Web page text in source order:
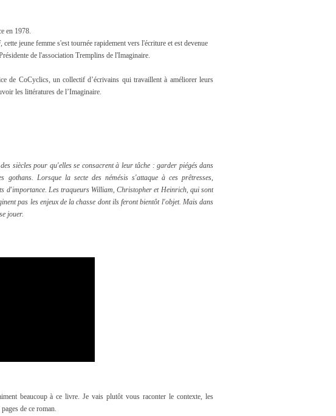
en 1978.
cette jeune femme s'est tournée rapidement vers l'écriture et est devenue
de l'association Tremplins de l'Imaginaire.
de CoCyclics, un collectif d’écrivains qui travaillent à améliorer leurs
les littératures de l’Imaginaire.
siècles pour qu'elles se consacrent à leur tâche : garder piégés dans
Lorsque la secte des némésis s'attaque à ces prêtresses,
d'importance. Les traqueurs William, Christopher et Heinrich, qui sont
pas les enjeux de la chasse dont ils feront bientôt l'objet. Mais dans
jouer.
beaucoup à ce livre. Je vais plutôt vous raconter le contexte, les
de ce roman.